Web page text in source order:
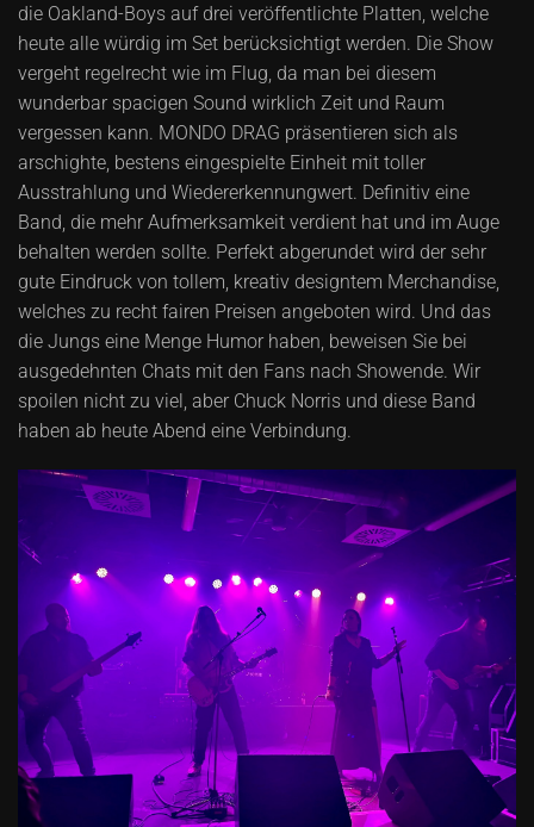
die Oakland-Boys auf drei veröffentlichte Platten, welche
heute alle würdig im Set berücksichtigt werden. Die Show
vergeht regelrecht wie im Flug, da man bei diesem
wunderbar spacigen Sound wirklich Zeit und Raum
vergessen kann. MONDO DRAG präsentieren sich als
arschighte, bestens eingespielte Einheit mit toller
Ausstrahlung und Wiedererkennungwert. Definitiv eine
Band, die mehr Aufmerksamkeit verdient hat und im Auge
behalten werden sollte. Perfekt abgerundet wird der sehr
gute Eindruck von tollem, kreativ designtem Merchandise,
welches zu recht fairen Preisen angeboten wird. Und das
die Jungs eine Menge Humor haben, beweisen Sie bei
ausgedehnten Chats mit den Fans nach Showende. Wir
spoilen nicht zu viel, aber Chuck Norris und diese Band
haben ab heute Abend eine Verbindung.